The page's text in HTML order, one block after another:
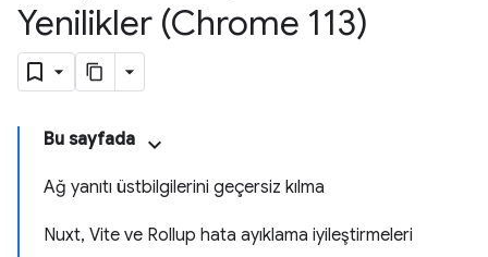
Yenilikler (Chrome 113)
Bu sayfada
Ağ yanıtı üstbilgilerini geçersiz kılma
Nuxt, Vite ve Rollup hata ayıklama iyileştirmeleri